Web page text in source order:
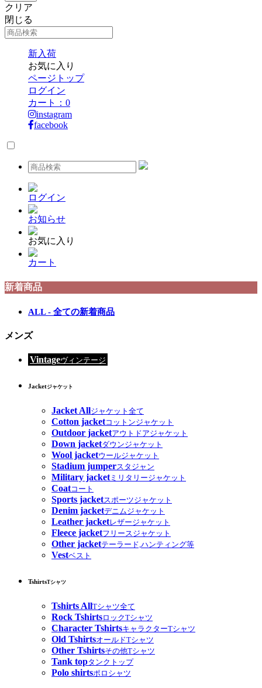
クリア
閉じる
新入荷
お気に入り
ページトップ
ログイン
カート： 0
instagram
facebook
ログイン
お知らせ
お気に入り
カート
新着商品
ALL - 全ての新着商品
メンズ
Vintageヴィンテージ
Jacketジャケット
Jacket Allジャケット全て
Cotton jacketコットンジャケット
Outdoor jacketアウトドアジャケット
Down jacketダウンジャケット
Wool jacketウールジャケット
Stadium jumperスタジャン
Military jacketミリタリージャケット
Coatコート
Sports jacketスポーツジャケット
Denim jacketデニムジャケット
Leather jacketレザージャケット
Fleece jacketフリースジャケット
Other jacketテーラード,ハンティング等
Vestベスト
TshirtsTシャツ
Tshirts AllTシャツ全て
Rock TshirtsロックTシャツ
Character TshirtsキャラクターTシャツ
Old TshirtsオールドTシャツ
Other Tshirtsその他Tシャツ
Tank topタンクトップ
Polo shirtsポロシャツ